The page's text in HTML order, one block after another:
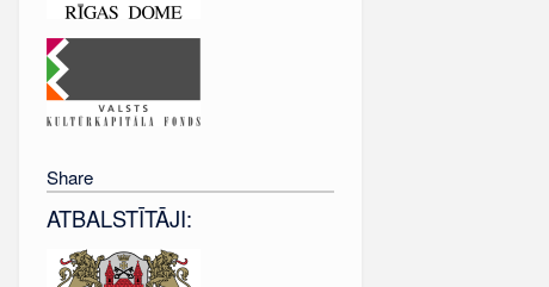
Share
ATBALSTĪTĀJI: